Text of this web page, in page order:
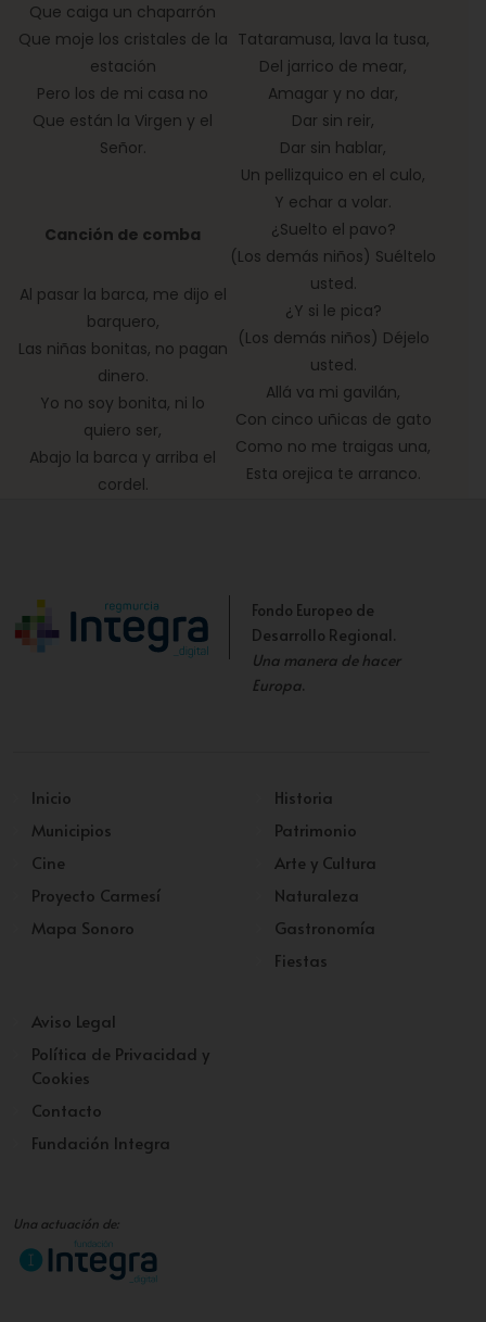
Que caiga un chaparrón
Que moje los cristales de la
estación
Pero los de mi casa no
Que están la Virgen y el
Señor.
Canción de comba
Al pasar la barca, me dijo el
barquero,
Las niñas bonitas, no pagan
dinero.
Yo no soy bonita, ni lo
quiero ser,
Abajo la barca y arriba el
cordel.
Tataramusa, lava la tusa,
Del jarrico de mear,
Amagar y no dar,
Dar sin reir,
Dar sin hablar,
Un pellizquico en el culo,
Y echar a volar.
¿Suelto el pavo?
(Los demás niños) Suéltelo
usted.
¿Y si le pica?
(Los demás niños) Déjelo
usted.
Allá va mi gavilán,
Con cinco uñicas de gato
Como no me traigas una,
Esta orejica te arranco.
Fondo Europeo de
Desarrollo Regional.
Una manera de hacer
Europa.
Inicio
Municipios
Cine
Proyecto Carmesí
Mapa Sonoro
Historia
Patrimonio
Arte y Cultura
Naturaleza
Gastronomía
Fiestas
Aviso Legal
Política de Privacidad y
Cookies
Contacto
Fundación Integra
Una actuación de: